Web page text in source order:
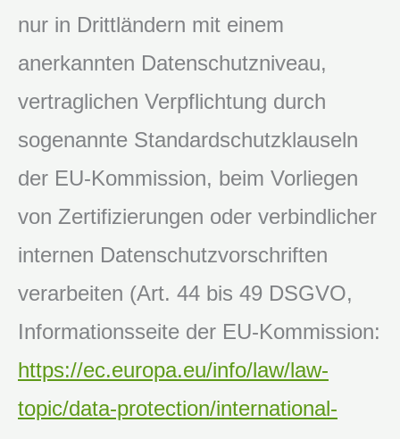
nur in Drittländern mit einem
anerkannten Datenschutzniveau,
vertraglichen Verpflichtung durch
sogenannte Standardschutzklauseln
der EU-Kommission, beim Vorliegen
von Zertifizierungen oder verbindlicher
internen Datenschutzvorschriften
verarbeiten (Art. 44 bis 49 DSGVO,
Informationsseite der EU-Kommission:
https://ec.europa.eu/info/law/law-
topic/data-protection/international-